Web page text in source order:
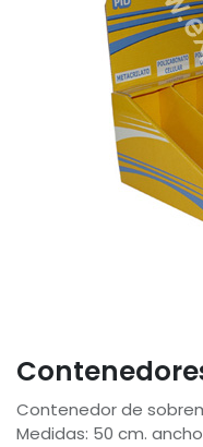
Contenedor de
Medidas: 50 cm.